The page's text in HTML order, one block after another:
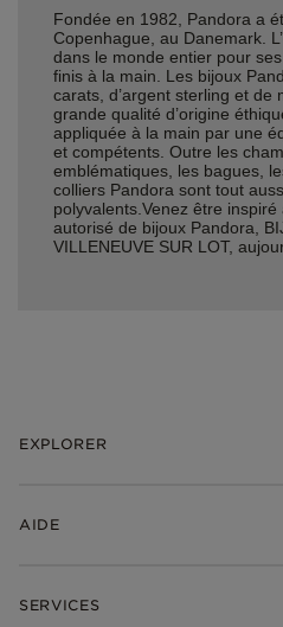
Fondée en 1982, Pandora a
Copenhague, au Danemark.
dans le monde entier pour
finis à la main. Les bijoux
carats, d’argent sterling et de
grande qualité d’origine
appliquée à la main par une
et compétents. Outre les
emblématiques, les bagues,
colliers Pandora sont tout
polyvalents.Venez être
autorisé de bijoux Pandora,
VILLENEUVE SUR LOT,
EXPLORER
Bijoux
AIDE
Suivre ma commande
SERVICES